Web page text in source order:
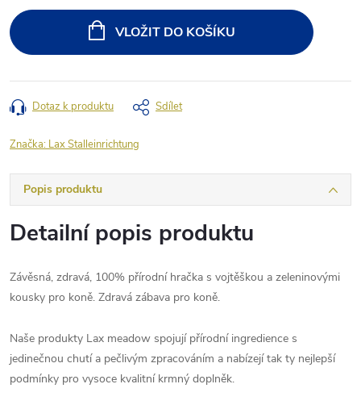
cena:
VLOŽIT DO KOŠÍKU
Dotaz k produktu Sdílet
Značka: Lax Stalleinrichtung
Popis produktu
Detailní popis produktu
Závěsná, zdravá, 100% přírodní hračka s vojtěškou a zeleninovými
kousky pro koně. Zdravá zábava pro koně.
Naše produkty Lax meadow spojují přírodní ingredience s
jedinečnou chutí a pečlivým zpracováním a nabízejí tak ty nejlepší
podmínky pro vysoce kvalitní krmný doplněk.